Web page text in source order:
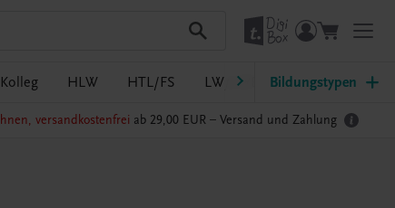
HLW HTL/FS LW/LWBF MS/ASO
Bildungstypen
versandkostenfrei ab 29,00 EUR – Versand und Zahlung